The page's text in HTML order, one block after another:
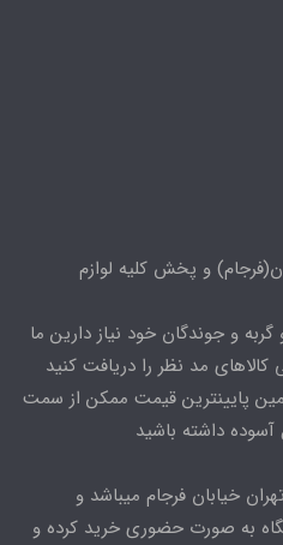
و پخش کلیه لوازم
و جوندگان خود نیاز دارین ما
کالاهای مد نظر را دریافت کنید
پایینترین قیمت ممکن از سمت
آسوده داشته باشید
خیابان فرجام میباشد و
به صورت حضوری خرید کرده و